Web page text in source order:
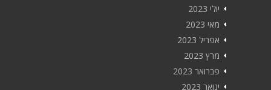
יולי 2023
מאי 2023
אפריל 2023
מרץ 2023
פברואר 2023
ינואר 2023